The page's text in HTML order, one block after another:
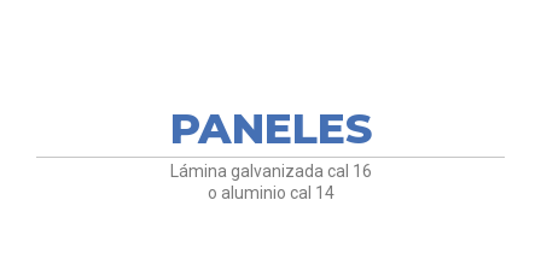
PANELES
Lámina galvanizada cal 16
o aluminio cal 14